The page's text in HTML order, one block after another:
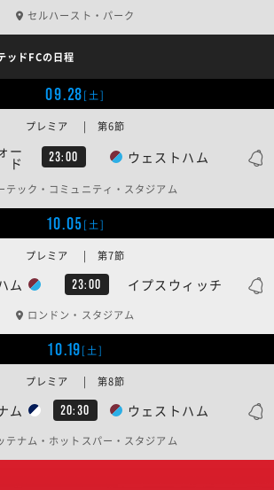
セルハースト・パーク
ッドFCの日程
09.28[土]
ー
ド 23:00 ウェストハム
プレミア | 第6節
テック・コミュニティ・スタジアム
10.05[土]
ム 23:00 イプスウィッチ
プレミア | 第7節
ロンドン・スタジアム
10.19[土]
ム 20:30 ウェストハム
プレミア | 第8節
テナム・ホットスパー・スタジアム